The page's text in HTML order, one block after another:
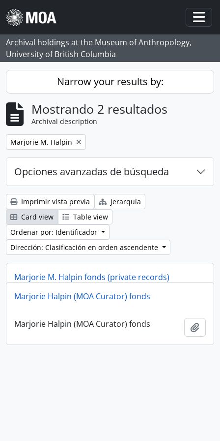
Skip to main content
Archival holdings at the Museum of Anthropology,
University of British Columbia
Narrow your results by:
Mostrando 2 resultados
Archival description
Remove filter:
Marjorie M. Halpin
Opciones avanzadas de búsqueda
Imprimir vista previa
Jerarquía
Card view
Table view
Ordenar por: Identificador
Dirección: Clasificación en orden ascendente
Marjorie M. Halpin fonds (private records)
Marjorie M. Halpin fonds (private records)
Marjorie Halpin (MOA Curator) fonds
Marjorie Halpin (MOA Curator) fonds